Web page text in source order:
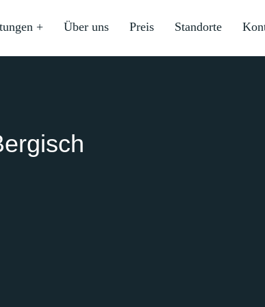
+ Über uns Preis Standorte